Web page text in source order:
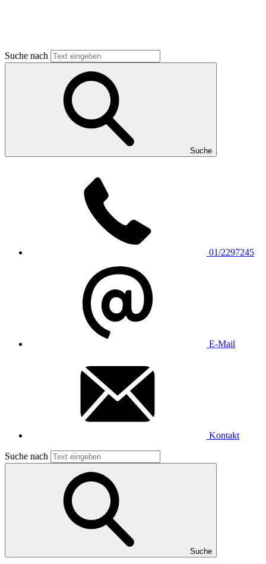
Suche nach
Suche
01/2297245
E-Mail
Kontakt
Suche nach
Suche